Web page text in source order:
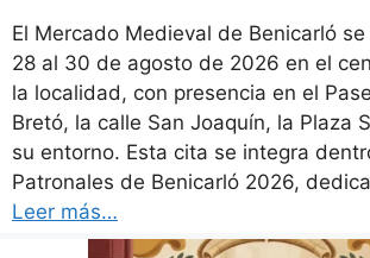
El Mercado Medieval de Benicarló
28 al 30 de agosto de 2026 en el
la localidad, con presencia en el
Bretó, la calle San Joaquín, la Plaza
su entorno. Esta cita se integra
Patronales de Benicarló 2026,
Leer más…